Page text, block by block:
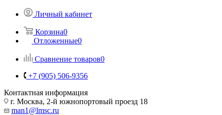
Личный кабинет
Корзина0
Отложенные0
Сравнение товаров0
+7 (905) 506-9356
Контактная информация
г. Москва, 2-й южнопортовый проезд 18
man1@lmsc.ru